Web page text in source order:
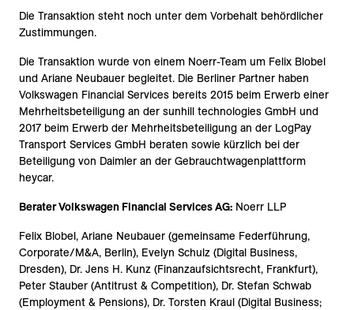
Die Transaktion steht noch unter dem Vorbehalt behördlicher
Zustimmungen.
Die Transaktion wurde von einem Noerr-Team um Felix Blobel
und Ariane Neubauer begleitet. Die Berliner Partner haben
Volkswagen Financial Services bereits 2015 beim Erwerb einer
Mehrheitsbeteiligung an der sunhill technologies GmbH und
2017 beim Erwerb der Mehrheitsbeteiligung an der LogPay
Transport Services GmbH beraten sowie kürzlich bei der
Beteiligung von Daimler an der Gebrauchtwagenplattform
heycar.
Berater Volkswagen Financial Services AG: Noerr LLP
Felix Blobel, Ariane Neubauer (gemeinsame Federführung,
Corporate/M&A, Berlin), Evelyn Schulz (Digital Business,
Dresden), Dr. Jens H. Kunz (Finanzaufsichtsrecht, Frankfurt),
Peter Stauber (Antitrust & Competition), Dr. Stefan Schwab
(Employment & Pensions), Dr. Torsten Kraul (Digital Business;